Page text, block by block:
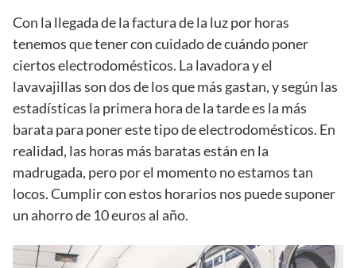
Con la llegada de la factura de la luz por horas
tenemos que tener con cuidado de cuándo poner
ciertos electrodomésticos. La lavadora y el
lavavajillas son dos de los que más gastan, y según las
estadísticas la primera hora de la tarde es la más
barata para poner este tipo de electrodomésticos. En
realidad, las horas más baratas están en la
madrugada, pero por el momento no estamos tan
locos. Cumplir con estos horarios nos puede suponer
un ahorro de 10 euros al año.